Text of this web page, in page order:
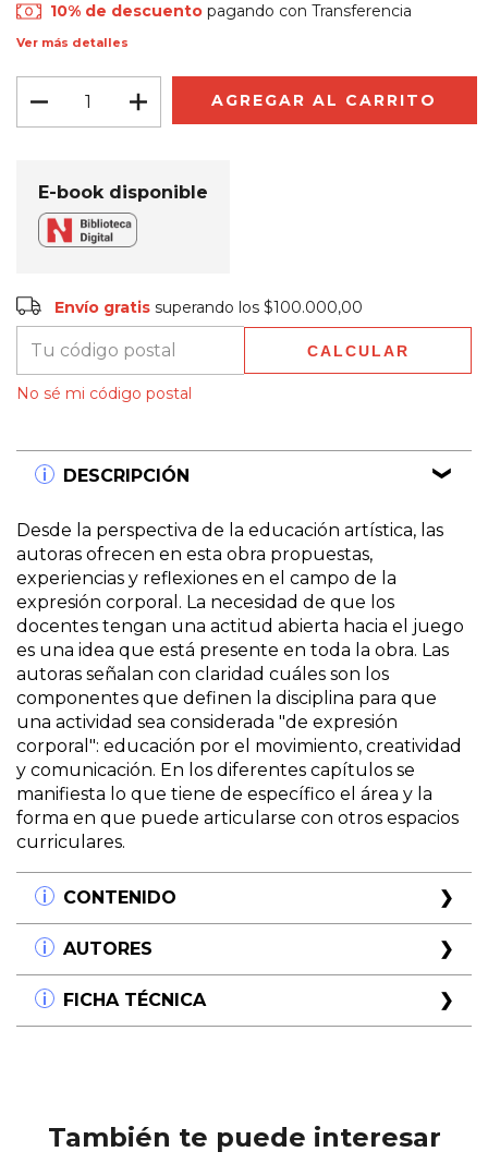
10% de descuento pagando con Transferencia
Ver más detalles
E-book disponible
Envío gratis
Entregas para el CP: CAMBIAR CP
Envío gratis superando los$100.000,00
CALCULAR
No sé mi código postal
DESCRIPCIÓN
Desde la perspectiva de la educación artística, las
autoras ofrecen en esta obra propuestas,
experiencias y reflexiones en el campo de la
expresión corporal. La necesidad de que los
docentes tengan una actitud abierta hacia el juego
es una idea que está presente en toda la obra. Las
autoras señalan con claridad cuáles son los
componentes que definen la disciplina para que
una actividad sea considerada "de expresión
corporal": educación por el movimiento, creatividad
y comunicación. En los diferentes capítulos se
manifiesta lo que tiene de específico el área y la
forma en que puede articularse con otros espacios
curriculares.
CONTENIDO
Capítulo 1
¿Qué es la Expresión Corporal?
Capítulo 2
El cuerpo en la escuela
Capítulo 3
Capítulo 5
Integración de áreas
AUTORES
Dalia Zylberberg
Profesora de Expresión Corporal. Docente del
Instituto Gandhi y de la Fundación Esteban Lisa.
maternales municipales. Forma parte de la
Asociación de Promoción Social Il Ponte, que
FICHA TÉCNICA
Autor/es:Dalia Zylberberg - Mercedes Oliveto
También te puede interesar